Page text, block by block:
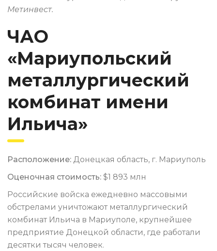
Метинвест.
ЧАО
«Мариупольский
металлургический
комбинат имени
Ильича»
Расположение: Донецкая область, г. Мариуполь
Оценочная стоимость: $1 893 млн
Российские войска ежедневно массовыми
обстрелами уничтожают металлургический
комбинат Ильича в Мариуполе, крупнейшее
предприятие Донецкой области, где работали
десятки тысяч человек.